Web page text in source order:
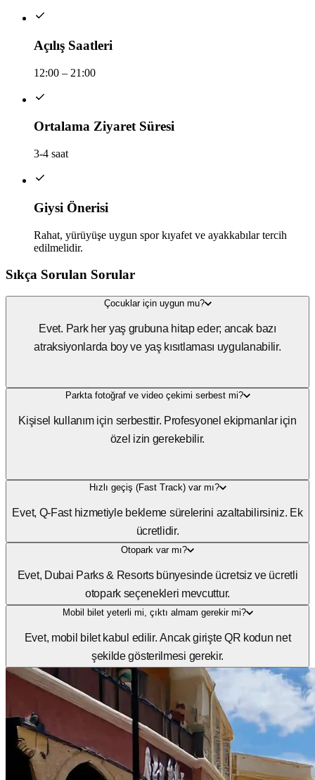
Açılış Saatleri
12:00 – 21:00
Ortalama Ziyaret Süresi
3-4 saat
Giysi Önerisi
Rahat, yürüyüşe uygun spor kıyafet ve ayakkabılar tercih
edilmelidir.
Sıkça Sorulan Sorular
Çocuklar için uygun mu?
Evet. Park her yaş grubuna hitap eder; ancak bazı
atraksiyonlarda boy ve yaş kısıtlaması uygulanabilir.
Parkta fotoğraf ve video çekimi serbest mi?
Kişisel kullanım için serbesttir. Profesyonel ekipmanlar için
özel izin gerekebilir.
Hızlı geçiş (Fast Track) var mı?
Evet, Q-Fast hizmetiyle bekleme sürelerini azaltabilirsiniz. Ek
ücretlidir.
Otopark var mı?
Evet, Dubai Parks & Resorts bünyesinde ücretsiz ve ücretli
otopark seçenekleri mevcuttur.
Mobil bilet yeterli mi, çıktı almam gerekir mi?
Evet, mobil bilet kabul edilir. Ancak girişte QR kodun net
şekilde gösterilmesi gerekir.